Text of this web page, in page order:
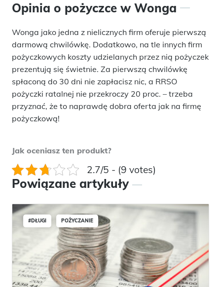
Opinia o pożyczce w Wonga
Wonga jako jedna z nielicznych firm oferuje pierwszą
darmową chwilówkę. Dodatkowo, na tle innych firm
pożyczkowych koszty udzielanych przez nią pożyczek
prezentują się świetnie. Za pierwszą chwilówkę
spłaconą do 30 dni nie zapłacisz nic, a RRSO
pożyczki ratalnej nie przekroczy 20 proc. – trzeba
przyznać, że to naprawdę dobra oferta jak na firmę
pożyczkową!
Jak oceniasz ten produkt?
2.7/5 - (9 votes)
Powiązane artykuły
#DŁUGI POŻYCZANIE